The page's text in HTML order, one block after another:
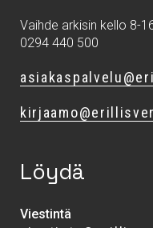
Vaihde arkisin kello 8-
0294 440 500
Löydä
Viestintä